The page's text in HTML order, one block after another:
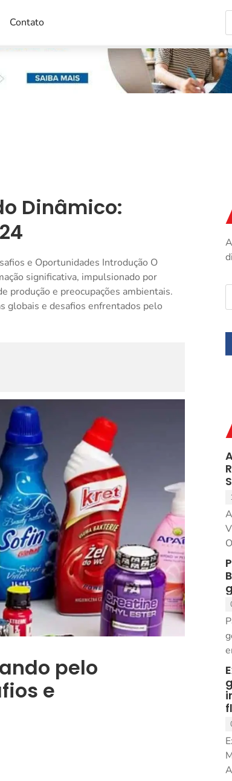
Contato
Dinâmico:
e Oportunidades Introdução O
significativa, impulsionado por
produção e preocupações ambientais.
globais e desafios enfrentados pelo
pelo
e